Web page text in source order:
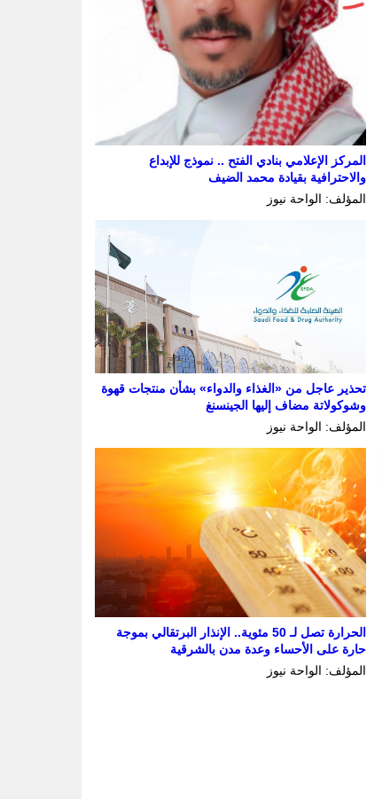
المركز الإعلامي بنادي الفتح .. نموذج للإبداع
والاحترافية بقيادة محمد الضيف
المؤلف: الواحة نيوز
تحذير عاجل من «الغذاء والدواء» بشأن منتجات قهوة
وشوكولاتة مضاف إليها الجينسنغ
المؤلف: الواحة نيوز
الحرارة تصل لـ 50 مئوية.. الإنذار البرتقالي بموجة
حارة على الأحساء وعدة مدن بالشرقية
المؤلف: الواحة نيوز